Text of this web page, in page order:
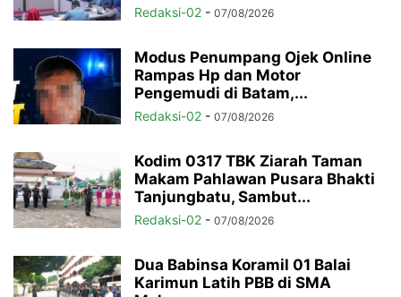
Redaksi-02 - 07/08/2026
Modus Penumpang Ojek Online
Rampas Hp dan Motor
Pengemudi di Batam,...
Redaksi-02 - 07/08/2026
Kodim 0317 TBK Ziarah Taman
Makam Pahlawan Pusara Bhakti
Tanjungbatu, Sambut...
Redaksi-02 - 07/08/2026
Dua Babinsa Koramil 01 Balai
Karimun Latih PBB di SMA